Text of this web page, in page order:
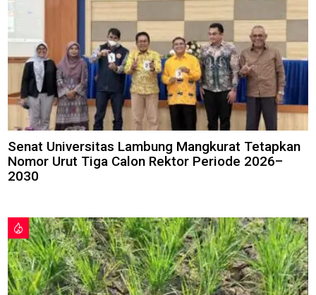
Senat Universitas Lambung Mangkurat Tetapkan
Nomor Urut Tiga Calon Rektor Periode 2026–
2030